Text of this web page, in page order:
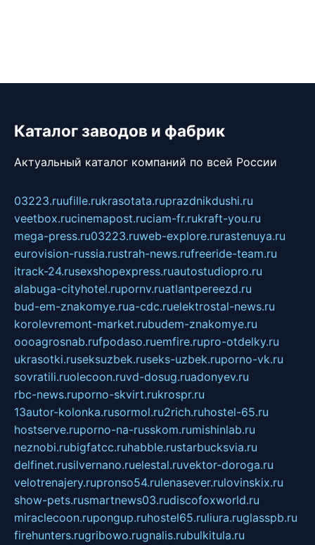
Каталог заводов и фабрик
Актуальный каталог компаний по всей России
03223.ruufille.rukrasotata.ruprazdnikdushi.ru
veetbox.rucinemapost.ruciam-fr.rukraft-you.ru
mega-press.ru03223.ruweb-explore.rurastenuya.ru
eurovision-russia.rustrah-news.rufreeride-team.ru
itrack-24.rusexshopexpress.ruautostudiopro.ru
alabuga-cityhotel.rupornv.ruatlantpereezd.ru
bud-em-znakomye.rua-cdc.ruelektrostal-news.ru
korolevremont-market.rubudem-znakomye.ru
oooagrosnab.rufpodaso.ruemfire.rupro-otdelky.ru
ukrasotki.ruseksuzbek.ruseks-uzbek.ruporno-vk.ru
sovratili.ruolecoon.ruvd-dosug.ruadonyev.ru
rbc-news.ruporno-skvirt.rukrospr.ru
13autor-kolonka.rusormol.ru2rich.ruhostel-65.ru
hostserve.ruporno-na-russkom.rumishinlab.ru
neznobi.rubigfatcc.ruhabble.rustarbucksvia.ru
delfinet.rusilvernano.ruelestal.ruvektor-doroga.ru
velotrenajery.rupronso54.rulenasever.rulovinskix.ru
show-pets.rusmartnews03.rudiscofoxworld.ru
miraclecoon.rupongup.ruhostel65.ruliura.ruglasspb.ru
firehunters.rugribowo.rugnalis.rubulkitula.ru